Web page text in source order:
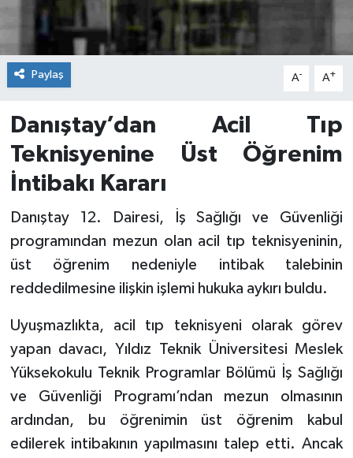
Paylaş A- A+
Danıştay’dan Acil Tıp
Teknisyenine Üst Öğrenim
İntibakı Kararı
Danıştay 12. Dairesi, İş Sağlığı ve Güvenliği
programından mezun olan acil tıp teknisyeninin,
üst öğrenim nedeniyle intibak talebinin
reddedilmesine ilişkin işlemi hukuka aykırı buldu.
Uyuşmazlıkta, acil tıp teknisyeni olarak görev
yapan davacı, Yıldız Teknik Üniversitesi Meslek
Yüksekokulu Teknik Programlar Bölümü İş Sağlığı
ve Güvenliği Programı’ndan mezun olmasının
ardından, bu öğrenimin üst öğrenim kabul
edilerek intibakının yapılmasını talep etti. Ancak